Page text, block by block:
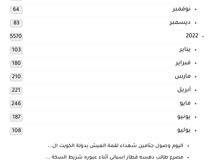
نوفمبر 64
ديسمبر 83
2022
5570
يناير 103
فبراير 180
مارس 210
أبريل 221
مايو 246
يونيو 187
يوليو 108
اليوم وصول جثامين شهداء لقمة العيش بدولة الكويت ال...
مصرع طالب دهسه قطار اسباني أثناء عبوره شريط السكة ...